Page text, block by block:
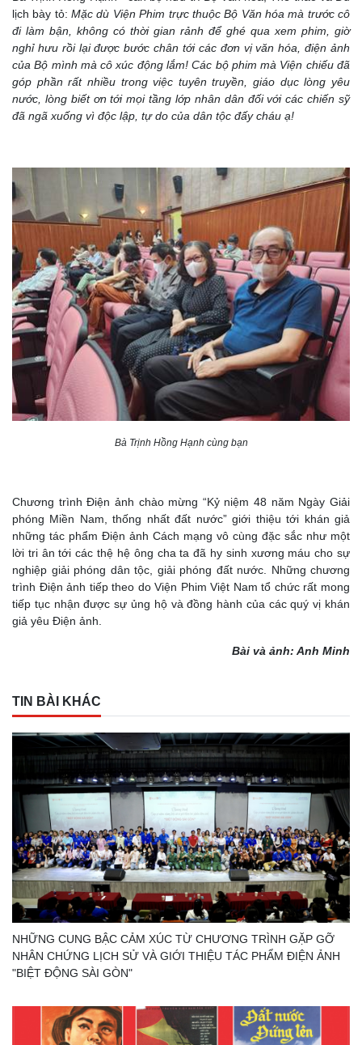
lịch bày tỏ:Mặc dù Viện Phim trực thuộc Bộ Văn hóa mà trước cô
đi làm bận, không có thời gian rảnh để ghé qua xem phim, giờ
nghỉ hưu rồi lại được bước chân tới các đơn vị văn hóa, điện ảnh
của Bộ mình mà cô xúc động lắm! Các bộ phim mà Viện chiếu đã
góp phần rất nhiều trong việc tuyên truyền, giáo dục lòng yêu
nước, lòng biết ơn tới mọi tầng lớp nhân dân đối với các chiến sỹ
đã ngã xuống vì độc lập, tự do của dân tộc đấy cháu ạ!
Bà Trịnh Hồng Hạnh cùng bạn
Chương trình Điện ảnh chào mừng “Kỷ niệm 48 năm Ngày Giải
phóng Miền Nam, thống nhất đất nước” giới thiệu tới khán giả
những tác phẩm Điện ảnh Cách mạng vô cùng đặc sắc như một
lời tri ân tới các thệ hệ ông cha ta đã hy sinh xương máu cho sự
nghiệp giải phóng dân tộc, giải phóng đất nước. Những chương
trình Điện ảnh tiếp theo do Viện Phim Việt Nam tổ chức rất mong
tiếp tục nhận được sự ủng hộ và đồng hành của các quý vị khán
giả yêu Điện ảnh.
Bài và ảnh: Anh Minh
TIN BÀI KHÁC
NHỮNG CUNG BẬC CẢM XÚC TỪ CHƯƠNG TRÌNH GẶP GỠ
NHÂN CHỨNG LỊCH SỬ VÀ GIỚI THIỆU TÁC PHẨM ĐIỆN ẢNH
"BIỆT ĐỘNG SÀI GÒN"